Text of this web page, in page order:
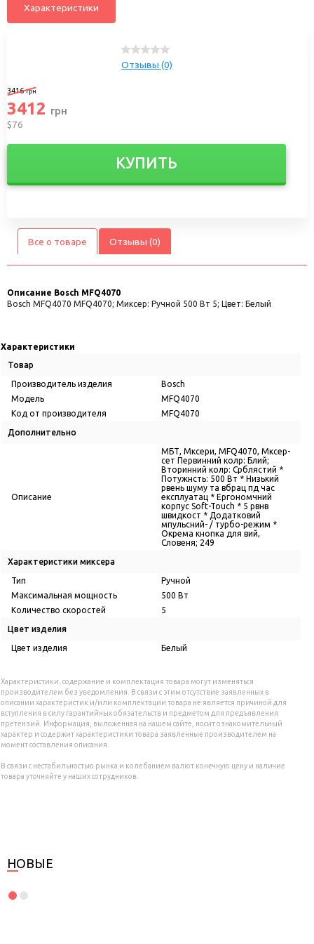
Характеристики
Отзывы (0)
3416грн
3412 грн
$76
КУПИТЬ
Все о товаре Отзывы (0)
Описание Bosch MFQ4070
Bosch MFQ4070 MFQ4070; Миксер: Ручной 500 Вт 5; Цвет: Белый
Характеристики
Товар
Производитель изделия
Bosch
Модель
MFQ4070
Код от производителя
MFQ4070
Дополнительно
Описание
МБТ, Мксери, MFQ4070, Мксер-
сет Первинний колр: Блий;
Вторинний колр: Срблястий *
Потужнсть: 500 Вт * Низький
рвень шуму та вбрац пд час
експлуатац * Ергономчний
корпус Soft-Touch * 5 рвнв
швидкост * Додатковий
мпульсний- / турбо-режим *
Окрема кнопка для вий,
Словеня; 249
Характеристики миксера
Тип
Ручной
Максимальная мощность
500 Вт
Количество скоростей
5
Цвет изделия
Цвет изделия Белый
Характеристики, содержание и комплектация товара могут изменяться
производителем без уведомления. В связи с этим отсутствие заявленных в
описании характеристик и/или комплектации товара не является причиной для
вступления в силу гарантийных обязательств и предметом для предъявления
претензий. Информация, выложенная на нашем сайте, носит ознакомительный
характер и содержит характеристики товара заявленные производителем на
момент составления описания.
В связи с нестабильностью рынка и колебанием валют конечную цену и наличие
товара уточняйте у наших сотрудников.
НОВЫЕ